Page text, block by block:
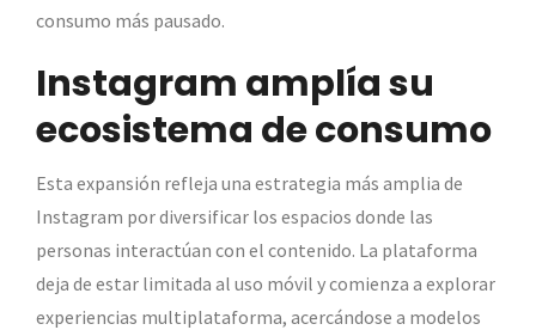
consumo más pausado.
Instagram amplía su
ecosistema de consumo
Esta expansión refleja una estrategia más amplia de
Instagram por diversificar los espacios donde las
personas interactúan con el contenido. La plataforma
deja de estar limitada al uso móvil y comienza a explorar
experiencias multiplataforma, acercándose a modelos